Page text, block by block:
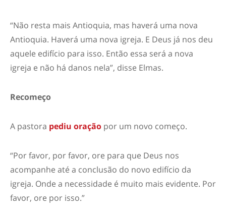
“Não resta mais Antioquia, mas haverá uma nova
Antioquia. Haverá uma nova igreja. E Deus já nos deu
aquele edifício para isso. Então essa será a nova
igreja e não há danos nela”, disse Elmas.
Recomeço
A pastora pediu oração por um novo começo.
“Por favor, por favor, ore para que Deus nos
acompanhe até a conclusão do novo edifício da
igreja. Onde a necessidade é muito mais evidente. Por
favor, ore por isso.”